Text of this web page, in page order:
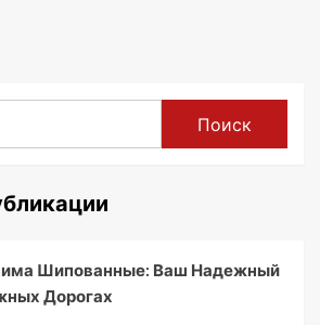
Поиск
Шипованные: Ваш Надежный
Дорогах